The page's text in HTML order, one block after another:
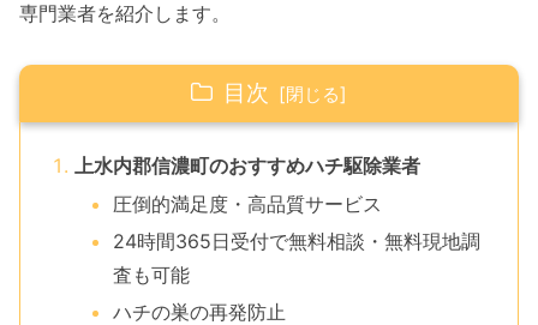
専門業者を紹介します。
目次
上水内郡信濃町のおすすめハチ駆除業者
圧倒的満足度・高品質サービス
24時間365日受付で無料相談・無料現地調
査も可能
ハチの巣の再発防止